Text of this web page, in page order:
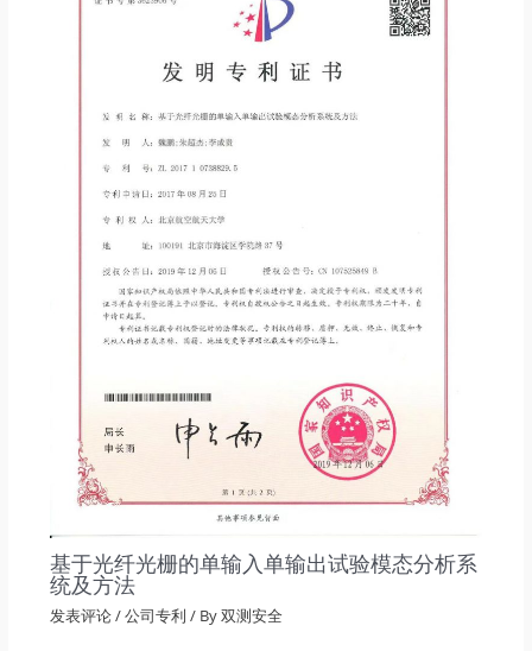
基于光纤光栅的单输入单输出试验模态分析系
统及方法
发表评论/公司专利 / By双测安全